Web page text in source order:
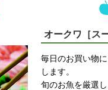
オークワ［ス
毎日のお買い物
します。
旬のお魚を厳選